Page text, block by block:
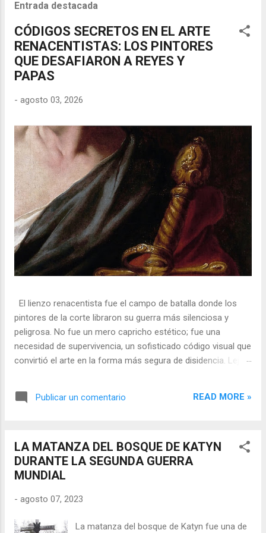
Entrada destacada
CÓDIGOS SECRETOS EN EL ARTE
RENACENTISTAS: LOS PINTORES
QUE DESAFIARON A REYES Y
PAPAS
- agosto 03, 2026
El lienzo renacentista fue el campo de batalla donde los
pintores de la corte libraron su guerra más silenciosa y
peligrosa. No fue un mero capricho estético; fue una
necesidad de supervivencia, un sofisticado código visual que
convirtió el arte en la forma más segura de disidencia. Lejos
artistas eran agentes dobles, equilibrando su necesidad de
mecenazgo real con la obligación de preservar su integridad
pintores encontraron en los símbolos, las distorsiones y los
objetos cotidianos un lenguaje cifrado capaz de eludir a los
censores y desafiar al trono. 🎭 La arquitectura del engaño
sino un objeto tridimensional y multifacético. Los pintores
de la corte eran los agentes dobles definitivos, y dominaban
Publicar un comentario READ MORE »
LA MATANZA DEL BOSQUE DE KATYN
DURANTE LA SEGUNDA GUERRA
MUNDIAL
- agosto 07, 2023
La matanza del bosque de Katyn fue una de